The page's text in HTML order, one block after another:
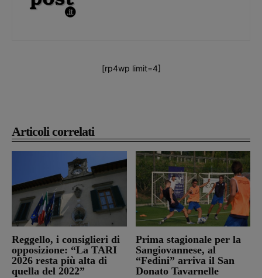
Articoli correlati
Reggello, i consiglieri di
opposizione: “La TARI
2026 resta più alta di
quella del 2022”
Prima stagionale per la
Sangiovannese, al
“Fedini” arriva il San
Donato Tavarnelle
[rp4wp limit=4]